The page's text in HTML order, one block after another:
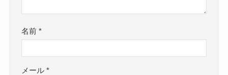
名前*
メール*